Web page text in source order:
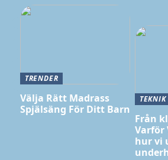
TRENDER
Välja Rätt Madrass
Spjälsäng För Ditt Barn
TEKNIK
Från
Varför
hur vi